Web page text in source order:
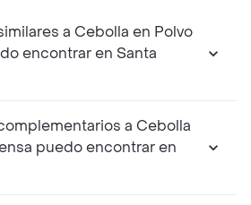
a Cebolla en Polvo
encontrar en Santa
a Cebolla
puedo encontrar en